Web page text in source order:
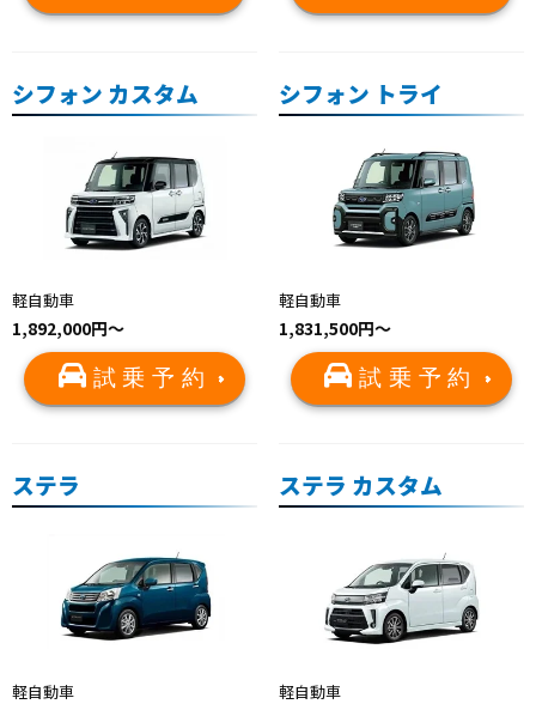
シフォン カスタム
軽自動車
1,892,000円～
試乗予約
シフォン トライ
軽自動車
1,831,500円～
試乗予約
ステラ
軽自動車
ステラ カスタム
軽自動車